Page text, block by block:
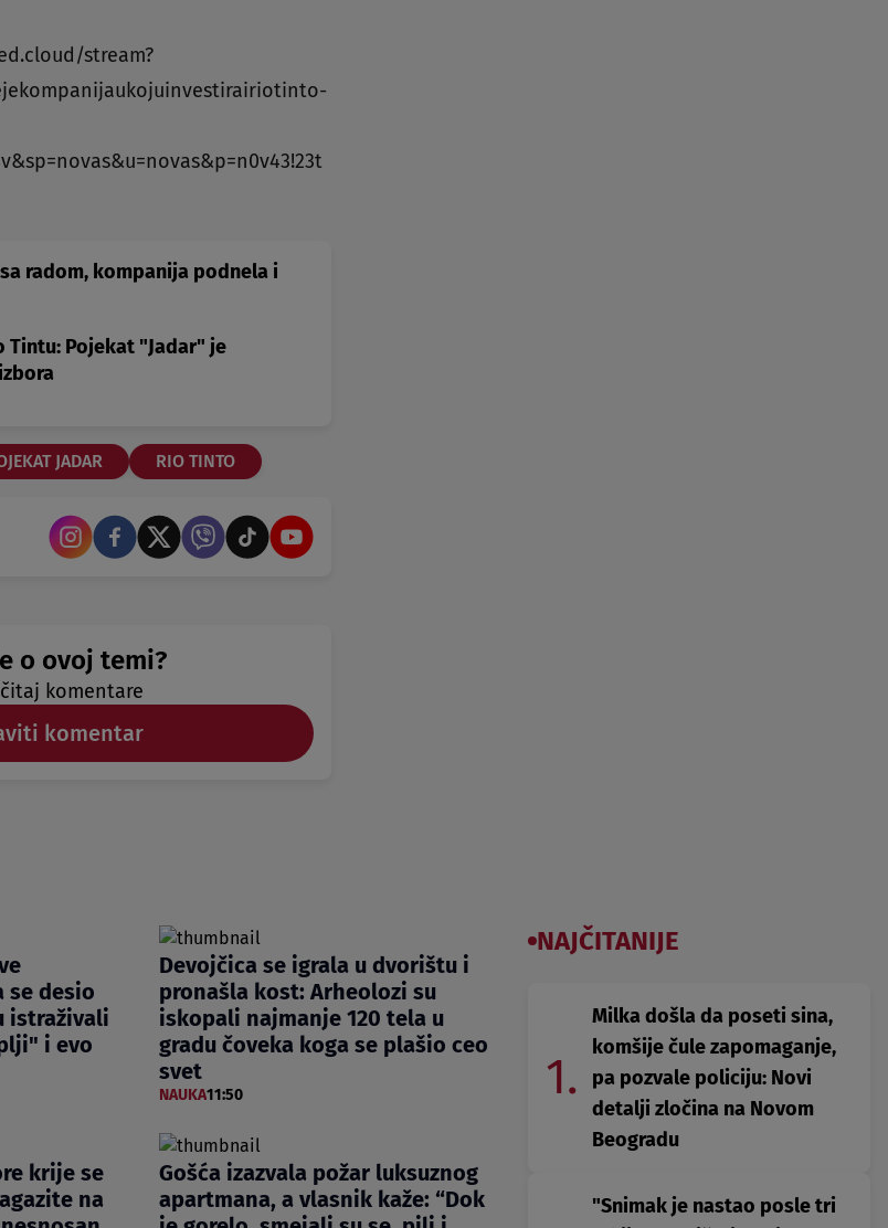
stream?
radom, kompanija podnela i
Tintu: Pojekat "Jadar" je
JADAR RIO TINTO
o ovoj temi?
komentare
komentar
desio
istraživali
i evo
Devojčica se igrala u dvorištu i
pronašla kost: Arheolozi su
iskopali najmanje 120 tela u
gradu čoveka koga se plašio ceo
svet
NAUKA11:50
krije se
na
Gošća izazvala požar luksuznog
apartmana, a vlasnik kaže: “Dok
NAJČITANIJE
1.
Milka došla da poseti sina,
komšije čule zapomaganje,
pa pozvale policiju: Novi
detalji zločina na Novom
Beogradu
"Snimak je nastao posle tri